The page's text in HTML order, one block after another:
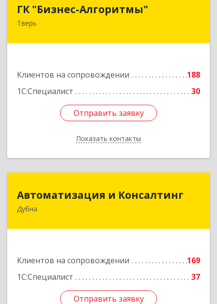
ГК "Бизнес-Алгоритмы"
Тверь
Клиентов на сопровождении
188
1С:Специалист
30
Отправить заявку
Показать контакты
170006, Тверская обл, Тверь г, Брагина ул, дом
Отправить заявку
Назад
Автоматизация и Консалтинг
Дубна
Клиентов на сопровождении
169
1С:Специалист
37
Отправить заявку
141983, Московская обл, г.о.Дубна, Дубна г,
Отправить заявку